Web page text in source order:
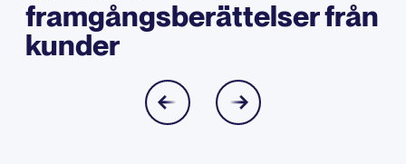
framgångsberättelser från
kunder